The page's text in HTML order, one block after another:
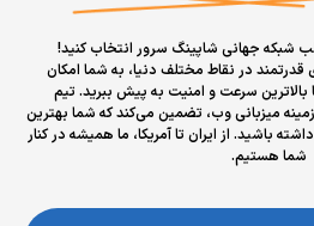
شاپینگ سرور انتخاب کنید!
مختلف دنیا، به شما امکان
و امنیت به پیش ببرید. تیم
وب، تضمین می‌کند که شما بهترین
تا آمریکا، ما همیشه در کنار